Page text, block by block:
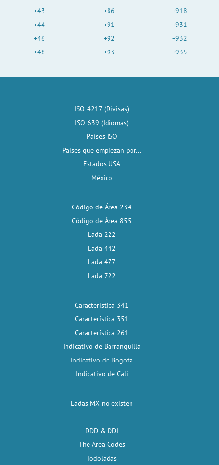
+43
+44
+46
+48
+86
+91
+92
+93
+918
+931
+932
+935
ISO-4217 (Divisas)
ISO-639 (Idiomas)
Países ISO
Países que empiezan por...
Estados USA
México
Código de Área 234
Código de Área 855
Lada 222
Lada 442
Lada 477
Lada 722
Característica 341
Característica 351
Característica 261
Indicativo de Barranquilla
Indicativo de Bogotá
Indicativo de Cali
Ladas MX no existen
DDD & DDI
The Area Codes
Todoladas